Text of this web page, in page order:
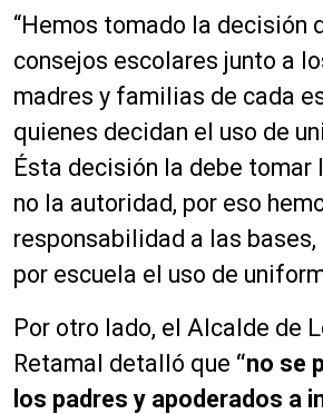
“Hemos tomado la decisión
consejos escolares junto a
madres y familias de cada
quienes decidan el uso de
Ésta decisión la debe tomar
no la autoridad, por eso
responsabilidad a las bases,
por escuela el uso de
Por otro lado, el Alcalde de
Retamal detalló que “no se
los padres y apoderados a